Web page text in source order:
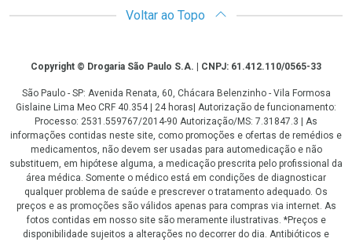
Voltar ao Topo
CopyrightCopyright © Drogaria São Paulo S.A. | CNPJ: 61.412.110/0565-33
São Paulo - SP: Avenida Renata, 60, Chácara Belenzinho - Vila Formosa
Gislaine Lima Meo CRF 40.354 | 24 horas| Autorização de funcionamento:
Processo: 2531.559767/2014-90 Autorização/MS: 7.31847.3 | As
informações contidas neste site, como promoções e ofertas de remédios e
medicamentos, não devem ser usadas para automedicação e não
substituem, em hipótese alguma, a medicação prescrita pelo profissional da
área médica. Somente o médico está em condições de diagnosticar
qualquer problema de saúde e prescrever o tratamento adequado. Os
preços e as promoções são válidos apenas para compras via internet. As
fotos contidas em nosso site são meramente ilustrativas. *Preços e
disponibilidade sujeitos a alterações no decorrer do dia. Antibióticos e